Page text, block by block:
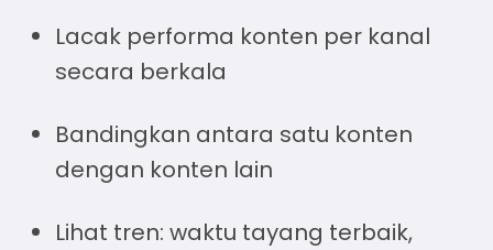
Lacak performa konten per kanal
secara berkala
Bandingkan antara satu konten
dengan konten lain
Lihat tren: waktu tayang terbaik,